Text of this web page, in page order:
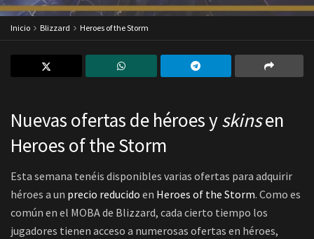
Inicio Blizzard Heroes of the Storm
Nuevas ofertas de héroes yskinsen
Heroes of the Storm
Esta semana tenéis disponibles varias ofertas para adquirir
héroes a un precio reducido en Heroes of the Storm. Como es
común en el MOBA de Blizzard, cada cierto tiempo los
jugadores tienen acceso a numerosas ofertas en héroes,